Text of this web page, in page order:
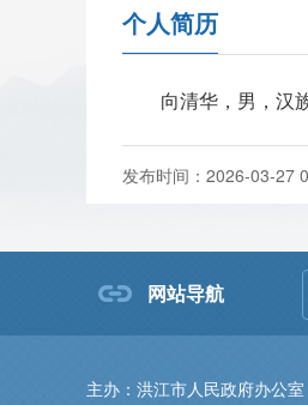
个人简历
向清华，男，汉
发布时间：2026-03-27
网站导航
主办：洪江市人民政府办公室